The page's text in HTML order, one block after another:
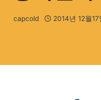
capcold 2014년 12월17